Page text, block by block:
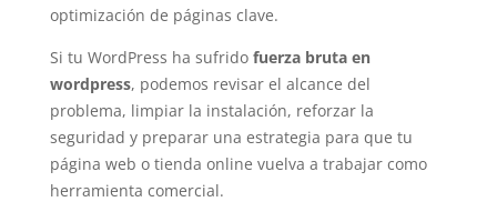
optimización de páginas clave.
Si tu WordPress ha sufrido fuerza bruta en
wordpress, podemos revisar el alcance del
problema, limpiar la instalación, reforzar la
seguridad y preparar una estrategia para que tu
página web o tienda online vuelva a trabajar como
herramienta comercial.